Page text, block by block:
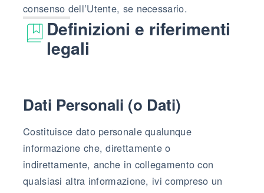
consenso dell’Utente, se necessario.
Definizioni e riferimenti
legali
Dati Personali (o Dati)
Costituisce dato personale qualunque
informazione che, direttamente o
indirettamente, anche in collegamento con
qualsiasi altra informazione, ivi compreso un